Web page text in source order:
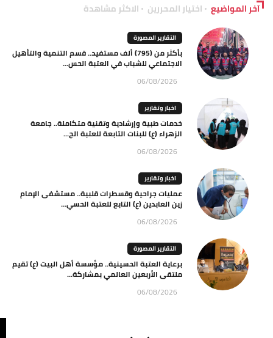
آخر المواضيع اختيار المحررين الاكثر مشاهدة
التقارير المصورة
بأكثر من (795) ألف مستفيد.. قسم التنمية والتأهيل
الاجتماعي للشباب في العتبة الحس...
06/08/2026
اخبار وتقارير
خدمات طبية وإرشادية وتقنية متكاملة.. جامعة
الزهراء (ع) للبنات التابعة للعتبة الح...
06/08/2026
اخبار وتقارير
عمليات جراحية وقسطرات قلبية.. مستشفى الإمام
زين العابدين (ع) التابع للعتبة الحسي...
06/08/2026
التقارير المصورة
برعاية العتبة الحسينية.. مؤسسة أهل البيت (ع) تقيم
ملتقى الأربعين العالمي بمشاركة...
06/08/2026